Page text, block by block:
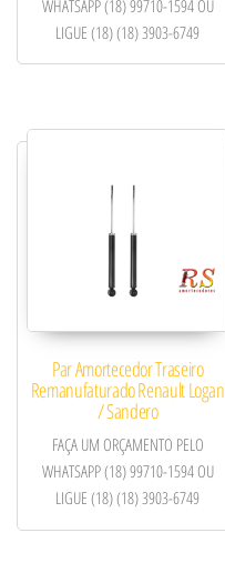
WHATSAPP (18) 99710-1594 OU
LIGUE (18) (18) 3903-6749
Par Amortecedor Traseiro
Remanufaturado Renault Logan
/ Sandero
FAÇA UM ORÇAMENTO PELO
WHATSAPP (18) 99710-1594 OU
LIGUE (18) (18) 3903-6749